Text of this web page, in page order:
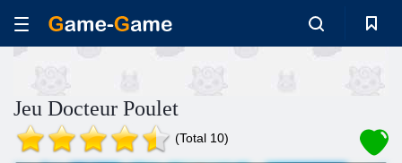
Jeu Docteur Poulet
(Total 10)